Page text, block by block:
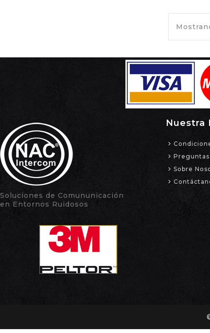
Soluciones de Comununicación
en Entornos Ruidosos
Nuestra
Sobre